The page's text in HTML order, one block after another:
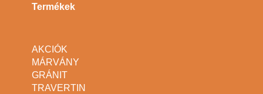
Termékek
AKCIÓK
MÁRVÁNY
GRÁNIT
TRAVERTIN